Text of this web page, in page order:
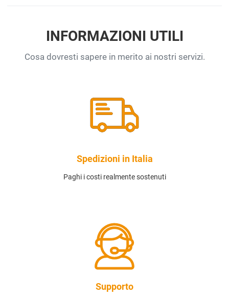
INFORMAZIONI UTILI
Cosa dovresti sapere in merito ai nostri servizi.
Spedizioni in Italia
Paghi i costi realmente sostenuti
Supporto